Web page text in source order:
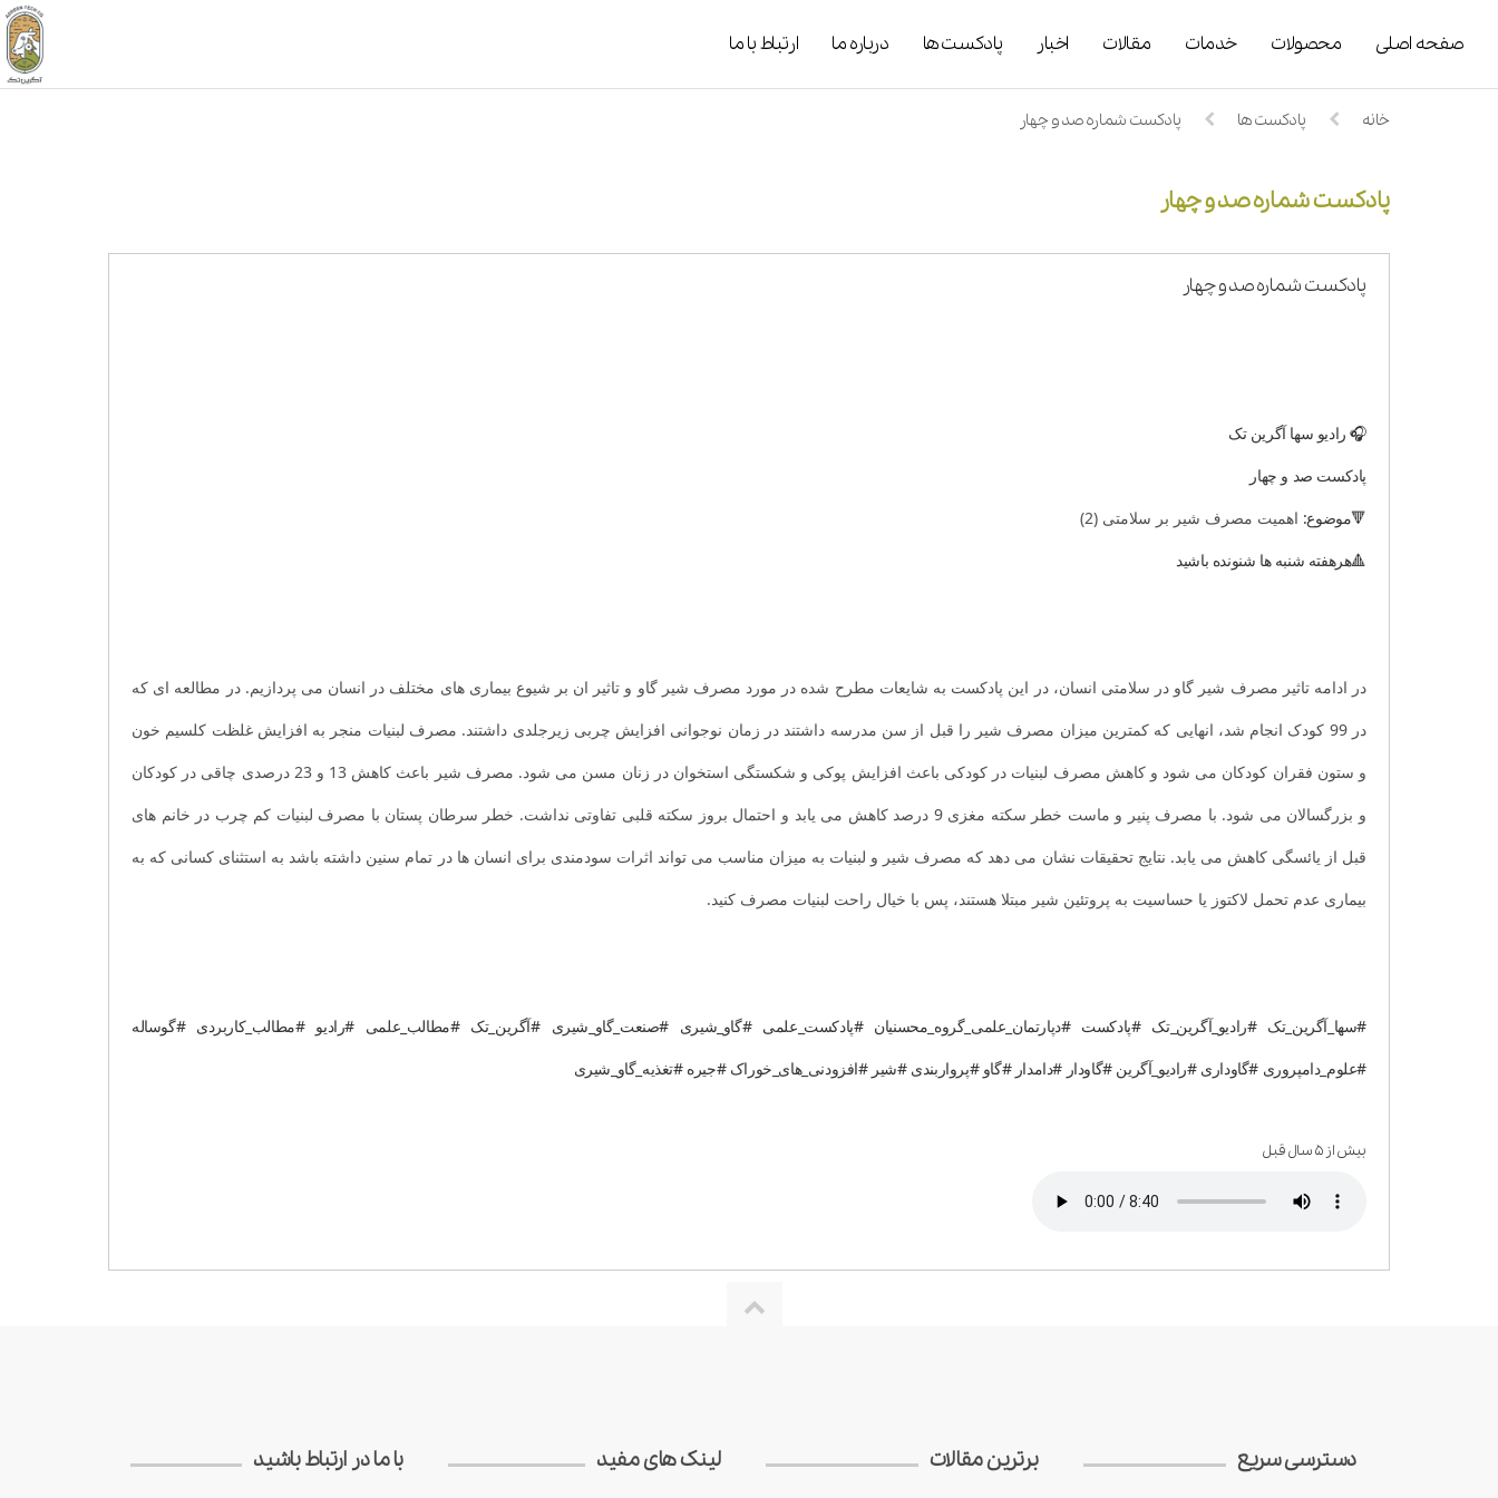
صفحه اصلی محصولات خدمات مقالات اخبار پادکست ها درباره ما ارتباط با ما
خانه پادکست ها پادکست شماره صد و چهار
پادکست شماره صد و چهار
پادکست شماره صد و چهار
🎧 رادیو سها آگرین تک
پادکست صد و چهار
🔻موضوع: اهمیت مصرف شیر بر سلامتی (2)
🔺هرهفته شنبه ها شنونده باشید
در ادامه تاثیر مصرف شیر گاو در سلامتی انسان، در این پادکست به شایعات مطرح شده در مورد مصرف شیر گاو و تاثیر ان بر شیوع بیماری های مختلف در انسان می پردازیم. در مطالعه ای که
در 99 کودک انجام شد، انهایی که کمترین میزان مصرف شیر را قبل از سن مدرسه داشتند در زمان نوجوانی افزایش چربی زیرجلدی داشتند. مصرف لبنیات منجر به افزایش غلظت کلسیم خون
و ستون فقران کودکان می شود و کاهش مصرف لبنیات در کودکی باعث افزایش پوکی و شکستگی استخوان در زنان مسن می شود. مصرف شیر باعث کاهش 13 و 23 درصدی چاقی در کودکان
و بزرگسالان می شود. با مصرف پنیر و ماست خطر سکته مغزی 9 درصد کاهش می یابد و احتمال بروز سکته قلبی تفاوتی نداشت. خطر سرطان پستان با مصرف لبنیات کم چرب در خانم های
قبل از یائسگی کاهش می یابد. نتایج تحقیقات نشان می دهد که مصرف شیر و لبنیات به میزان مناسب می تواند اثرات سودمندی برای انسان ها در تمام سنین داشته باشد به استثنای کسانی که به
بیماری عدم تحمل لاکتوز یا حساسیت به پروتئین شیر مبتلا هستند، پس با خیال راحت لبنیات مصرف کنید.
#سها_آگرین_تک #رادیو_آگرین_تک #پادکست #دپارتمان_علمی_گروه_محسنیان #پادکست_علمی #گاو_شیری #صنعت_گاو_شیری #آگرین_تک #مطالب_علمی #رادیو #مطالب_کاربردی #گوساله
#علوم_دامپروری #گاوداری #رادیو_آگرین #گاودار #دامدار #گاو #پرواربندی #شیر #افزودنی_های_خوراک #جیره #تغذیه_گاو_شیری
بیش از ۵ سال قبل
دسترسی سریع برترین مقالات لینک های مفید با ما در ارتباط باشید